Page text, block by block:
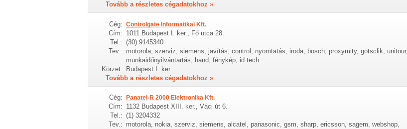
Tovább a részletes cégadatokhoz »
Cég: Controlgate Informatikai Kft.
Cím: 1011 Budapest I. ker., Fő utca 28.
Tel.: (30) 9145340
Tev.: motorola, szerviz, siemens, javítás, control, nyomtatás, iroda, bosch, proxymity, gotsclik, unitour,
munkaidőnyilvántartás, hand, fénykép, id tech
Körzet:
Budapest I. ker.
Tovább a részletes cégadatokhoz »
Cég: Panatel-R 2000 Elektronika Kft.
Cím: 1132 Budapest XIII. ker., Váci út 6.
Tel.: (1) 3204332
Tev.: motorola, nokia, szerviz, siemens, alcatel, panasonic, gsm, sharp, ericsson, sagem, webshop,